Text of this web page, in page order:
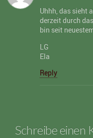
Uhhh, das sieht
derzeit durch
bin seit
LG
Ela
Reply
Schreibe einen